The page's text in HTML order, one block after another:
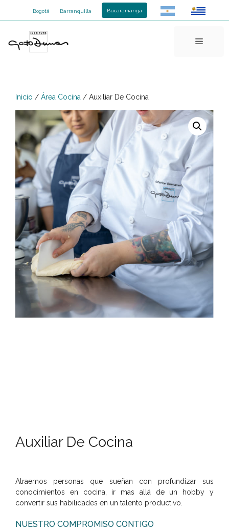
Bogotá Barranquilla Bucaramanga
Menú
Inicio / Área Cocina / Auxiliar De Cocina
Auxiliar De Cocina
Atraemos personas que sueñan con profundizar sus
conocimientos en cocina, ir mas allá de un hobby y
convertir sus habilidades en un talento productivo.
NUESTRO COMPROMISO CONTIGO